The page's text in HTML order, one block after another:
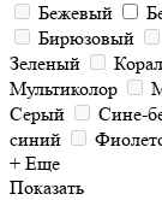
Бежевый
Бирюзовый
Зеленый
Мультиколор
Серый
Сине-
синий
+ Еще
Показать